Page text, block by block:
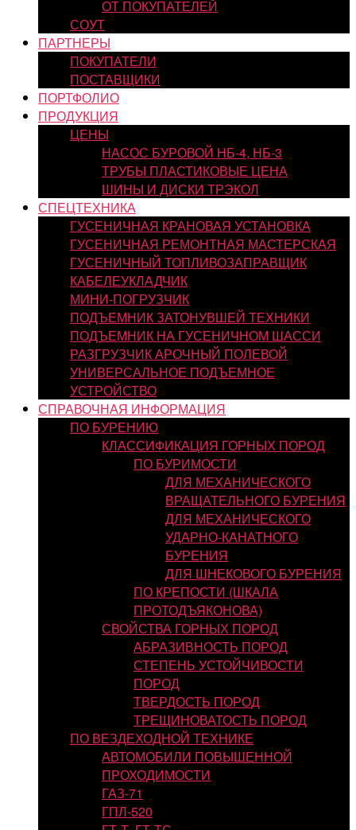
ОТ ПОКУПАТЕЛЕЙ
СОУТ
ПАРТНЕРЫ
ПОКУПАТЕЛИ
ПОСТАВЩИКИ
ПОРТФОЛИО
ПРОДУКЦИЯ
ЦЕНЫ
НАСОС БУРОВОЙ НБ-4, НБ-3
ТРУБЫ ПЛАСТИКОВЫЕ ЦЕНА
ШИНЫ И ДИСКИ ТРЭКОЛ
СПЕЦТЕХНИКА
ГУСЕНИЧНАЯ КРАНОВАЯ УСТАНОВКА
ГУСЕНИЧНАЯ РЕМОНТНАЯ МАСТЕРСКАЯ
ГУСЕНИЧНЫЙ ТОПЛИВОЗАПРАВЩИК
КАБЕЛЕУКЛАДЧИК
МИНИ-ПОГРУЗЧИК
ПОДЪЕМНИК ЗАТОНУВШЕЙ ТЕХНИКИ
ПОДЪЕМНИК НА ГУСЕНИЧНОМ ШАССИ
РАЗГРУЗЧИК АРОЧНЫЙ ПОЛЕВОЙ
УНИВЕРСАЛЬНОЕ ПОДЪЕМНОЕ
УСТРОЙСТВО
СПРАВОЧНАЯ ИНФОРМАЦИЯ
ПО БУРЕНИЮ
КЛАССИФИКАЦИЯ ГОРНЫХ ПОРОД
ПО БУРИМОСТИ
ДЛЯ МЕХАНИЧЕСКОГО
ВРАЩАТЕЛЬНОГО БУРЕНИЯ
ДЛЯ МЕХАНИЧЕСКОГО
УДАРНО-КАНАТНОГО
БУРЕНИЯ
ДЛЯ ШНЕКОВОГО БУРЕНИЯ
ПО КРЕПОСТИ (ШКАЛА
ПРОТОДЪЯКОНОВА)
СВОЙСТВА ГОРНЫХ ПОРОД
АБРАЗИВНОСТЬ ПОРОД
СТЕПЕНЬ УСТОЙЧИВОСТИ
ПОРОД
ТВЕРДОСТЬ ПОРОД
ТРЕЩИНОВАТОСТЬ ПОРОД
ПО ВЕЗДЕХОДНОЙ ТЕХНИКЕ
АВТОМОБИЛИ ПОВЫШЕННОЙ
ПРОХОДИМОСТИ
ГАЗ-71
ГПЛ-520